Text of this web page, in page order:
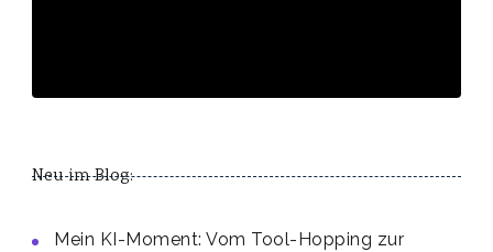
Neu im Blog:
Mein KI-Moment: Vom Tool-Hopping zur